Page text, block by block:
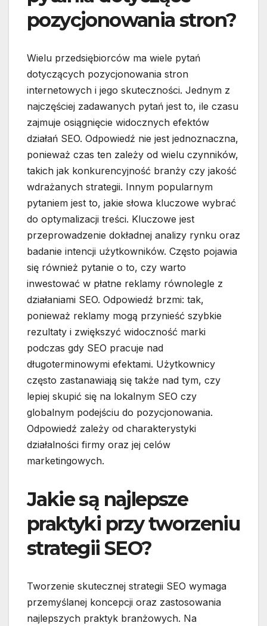
pozycjonowania stron?
Wielu przedsiębiorców ma wiele pytań
dotyczących pozycjonowania stron
internetowych i jego skuteczności. Jednym z
najczęściej zadawanych pytań jest to, ile czasu
zajmuje osiągnięcie widocznych efektów
działań SEO. Odpowiedź nie jest jednoznaczna,
ponieważ czas ten zależy od wielu czynników,
takich jak konkurencyjność branży czy jakość
wdrażanych strategii. Innym popularnym
pytaniem jest to, jakie słowa kluczowe wybrać
do optymalizacji treści. Kluczowe jest
przeprowadzenie dokładnej analizy rynku oraz
badanie intencji użytkowników. Często pojawia
się również pytanie o to, czy warto
inwestować w płatne reklamy równolegle z
działaniami SEO. Odpowiedź brzmi: tak,
ponieważ reklamy mogą przynieść szybkie
rezultaty i zwiększyć widoczność marki
podczas gdy SEO pracuje nad
długoterminowymi efektami. Użytkownicy
często zastanawiają się także nad tym, czy
lepiej skupić się na lokalnym SEO czy
globalnym podejściu do pozycjonowania.
Odpowiedź zależy od charakterystyki
działalności firmy oraz jej celów
marketingowych.
Jakie są najlepsze
praktyki przy tworzeniu
strategii SEO?
Tworzenie skutecznej strategii SEO wymaga
przemyślanej koncepcji oraz zastosowania
najlepszych praktyk branżowych. Na